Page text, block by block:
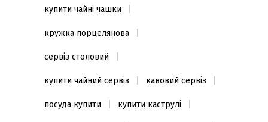
купити чайні чашки
кружка порцелянова
сервіз столовий
купити чайний сервіз кавовий сервіз
посуда купити купити каструлі